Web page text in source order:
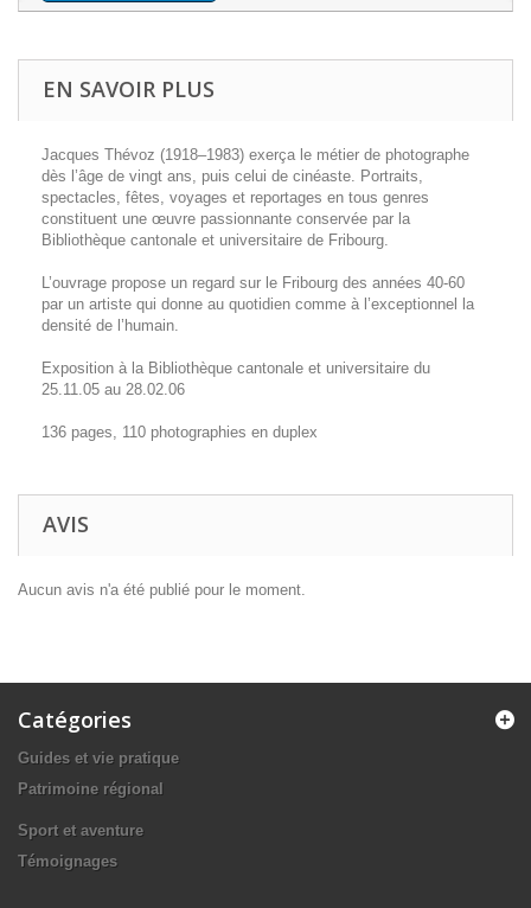
EN SAVOIR PLUS
Jacques Thévoz (1918–1983) exerça le métier de photographe
dès l’âge de vingt ans, puis celui de cinéaste. Portraits,
spectacles, fêtes, voyages et reportages en tous genres
constituent une œuvre passionnante conservée par la
Bibliothèque cantonale et universitaire de Fribourg.
L’ouvrage propose un regard sur le Fribourg des années 40-60
par un artiste qui donne au quotidien comme à l’exceptionnel la
densité de l’humain.
Exposition à la Bibliothèque cantonale et universitaire du
25.11.05 au 28.02.06
136 pages, 110 photographies en duplex
AVIS
Aucun avis n'a été publié pour le moment.
Catégories
Guides et vie pratique
Patrimoine régional
Sport et aventure
Témoignages